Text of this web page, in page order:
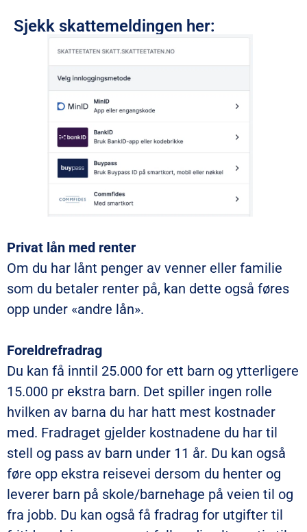
Sjekk skattemeldingen her:
Privat lån med renter
Om du har lånt penger av venner eller familie
som du betaler renter på, kan dette også føres
opp under «andre lån».
Foreldrefradrag
Du kan få inntil 25.000 for ett barn og ytterligere
15.000 pr ekstra barn. Det spiller ingen rolle
hvilken av barna du har hatt mest kostnader
med. Fradraget gjelder kostnadene du har til
stell og pass av barn under 11 år. Du kan også
føre opp ekstra reisevei dersom du henter og
leverer barn på skole/barnehage på veien til og
fra jobb. Du kan også få fradrag for utgifter til